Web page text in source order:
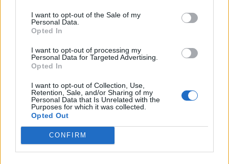
I want to opt-out of the Sale of my
Personal Data.
Opted In
I want to opt-out of processing my
Personal Data for Targeted Advertising.
Opted In
I want to opt-out of Collection, Use,
Retention, Sale, and/or Sharing of my
Personal Data that Is Unrelated with the
Purposes for which it was collected.
Opted Out
CONFIRM
2026. augusztus 07., péntek